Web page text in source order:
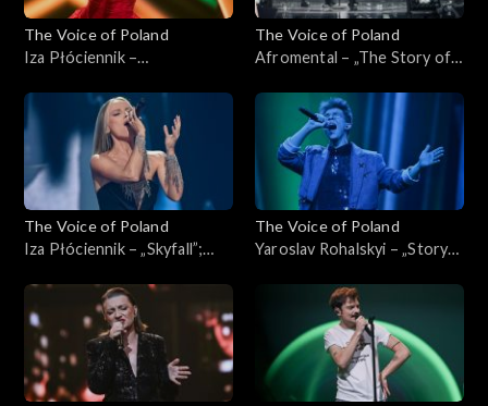
The Voice of Poland
Iza Płóciennik –
Poland”, Live, 23 listopada
2024
The Voice of Poland
Afromental – „The Story of
Poland”, Live, 23 listopada
The Voice of Poland
Iza Płóciennik – „Skyfall”;
16 listopada 2024
The Voice of Poland
Yaroslav Rohalskyi – „Story
Poland”, Live, 16 listopada